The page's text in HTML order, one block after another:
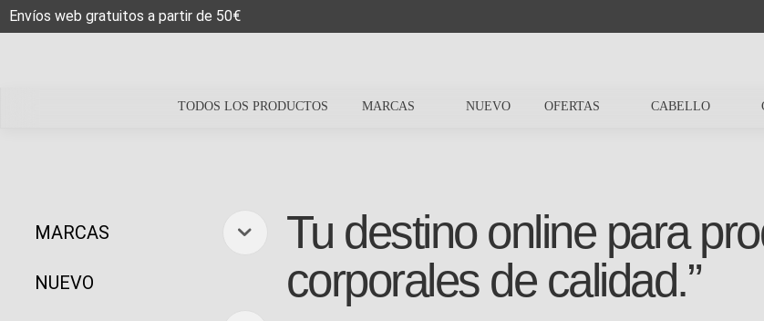
Envíos web gratuitos a partir de 50€
TODOS LOS PRODUCTOS MARCAS NUEVO OFERTAS CABELLO
MARCAS
NUEVO
Tu destino online para
corporales de calidad.”